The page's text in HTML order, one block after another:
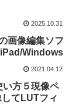
2025.10.31
画像編集ソフ
iPad/Windows
2021.04.12
方５現像ペ
てLUTフィ